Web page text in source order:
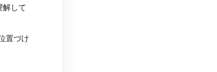
して
置づけ